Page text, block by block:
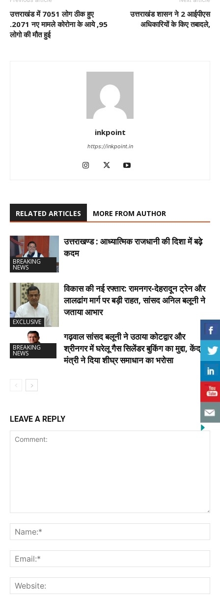
उत्तराखंड में 7051 लोग ठीक हुए
.2071 नए मामले कोरोना के आये ,95
लोगो की मौत हुई
उत्तराखंड शासन ने 2 आईपीएस
अधिकारियों के किए तबादले,
inkpoint
https://inkpoint.in
RELATED ARTICLES MORE FROM AUTHOR
BREAKING
NEWS
उत्तराखण्ड : आध्यात्मिक राजधानी की दिशा में बढ़े
कदम
EXCLUSIVE
विकास की नई रफ्तार: रामनगर-देहरादून ट्रेन और
लालढांग मार्ग पर बड़ी राहत, सांसद अनिल बलूनी ने
जताया आभार
BREAKING
NEWS
गढ़वाल सांसद बलूनी ने उठाया कोटद्वार और
श्रीनगर में घरेलू गैस सिलेंडर बुकिंग का मुद्दा, केंद्रीय
मंत्री ने दिया शीघ्र समाधान का भरोसा
LEAVE A REPLY